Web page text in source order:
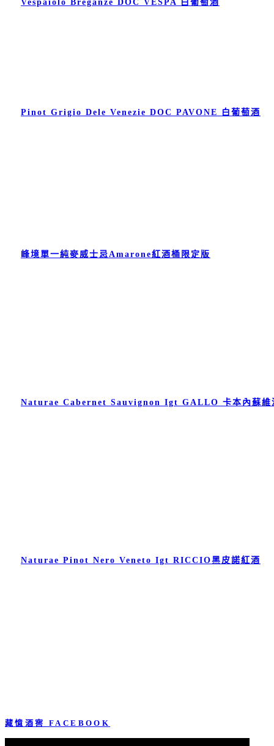
Vespaiolo Breganze DOC VESPA 白葡萄酒
Pinot Grigio Dele Venezie DOC PAVONE 白葡萄酒
峰境單一純麥威士忌Amarone紅酒桶限定版
Naturae Cabernet Sauvignon Igt GALLO 卡本內蘇維
Naturae Pinot Nero Veneto Igt RICCIO黑皮諾紅酒
藏憶酒窖 FACEBOOK